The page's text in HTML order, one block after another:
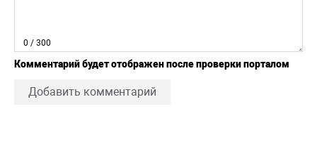
0 / 300
Комментарий будет отображен после проверки порталом
Добавить комментарий